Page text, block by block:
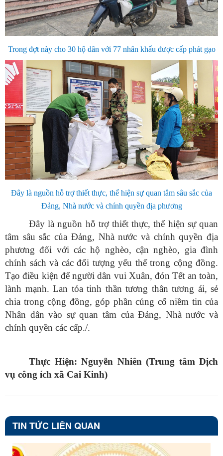
Trong đợt này cho 30 hộ dân với 77 nhân khẩu được cấp phát gạo
Đây là nguồn hỗ trợ thiết thực, thể hiện sự quan tâm sâu sắc của
Đảng, Nhà nước và chính quyền địa phương
Đây là nguồn hỗ trợ thiết thực, thể hiện sự quan
tâm sâu sắc của Đảng, Nhà nước và chính quyền địa
phương đối với các hộ nghèo, cận nghèo, gia đình
chính sách và các đối tượng yếu thế trong cộng đồng.
Tạo điều kiện để người dân vui Xuân, đón Tết an toàn,
lành mạnh. Lan tỏa tinh thần tương thân tương ái, sẻ
chia trong cộng đồng, góp phần củng cố niềm tin của
Nhân dân vào sự quan tâm của Đảng, Nhà nước và
chính quyền các cấp./.
Thực Hiện: Nguyễn Nhiên (Trung tâm Dịch
vụ công ích xã Cai Kinh)
TIN TỨC LIÊN QUAN